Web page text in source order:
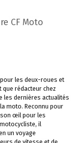
CF Moto
les deux-roues et
rédacteur chez
les dernières actualités
moto. Reconnu pour
œil pour les
il
un voyage